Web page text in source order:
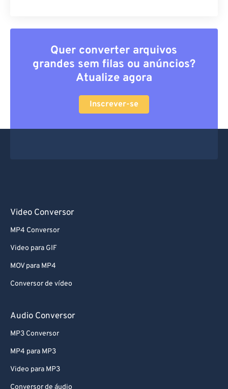
Quer converter arquivos
grandes sem filas ou anúncios?
Atualize agora
Inscrever-se
Video Conversor
MP4 Conversor
Video para GIF
MOV para MP4
Conversor de vídeo
Audio Conversor
MP3 Conversor
MP4 para MP3
Video para MP3
Conversor de áudio